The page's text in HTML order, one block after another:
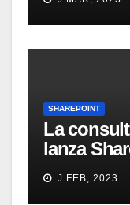
SHAREPOINT
La
lanza
usuarios
J FEB, 2023